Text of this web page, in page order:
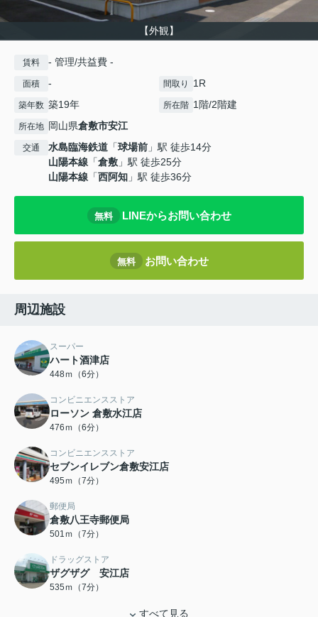
【外観】
賃料 - 管理/共益費 -
面積 - 間取り 1R
築年数 築19年 所在階 1階/2階建
所在地 岡山県倉敷市安江
交通 水島臨海鉄道 「球場前 」駅 徒歩14分
山陽本線 「倉敷 」駅 徒歩25分
山陽本線 「西阿知 」駅 徒歩36分
無料 LINEからお問い合わせ
無料 お問い合わせ
周辺施設
スーパー
ハート酒津店
448ｍ（6分）
コンビニエンスストア
ローソン 倉敷水江店
476ｍ（6分）
コンビニエンスストア
セブンイレブン倉敷安江店
495ｍ（7分）
郵便局
倉敷八王寺郵便局
501ｍ（7分）
ドラッグストア
ザグザグ 安江店
535ｍ（7分）
すべて見る